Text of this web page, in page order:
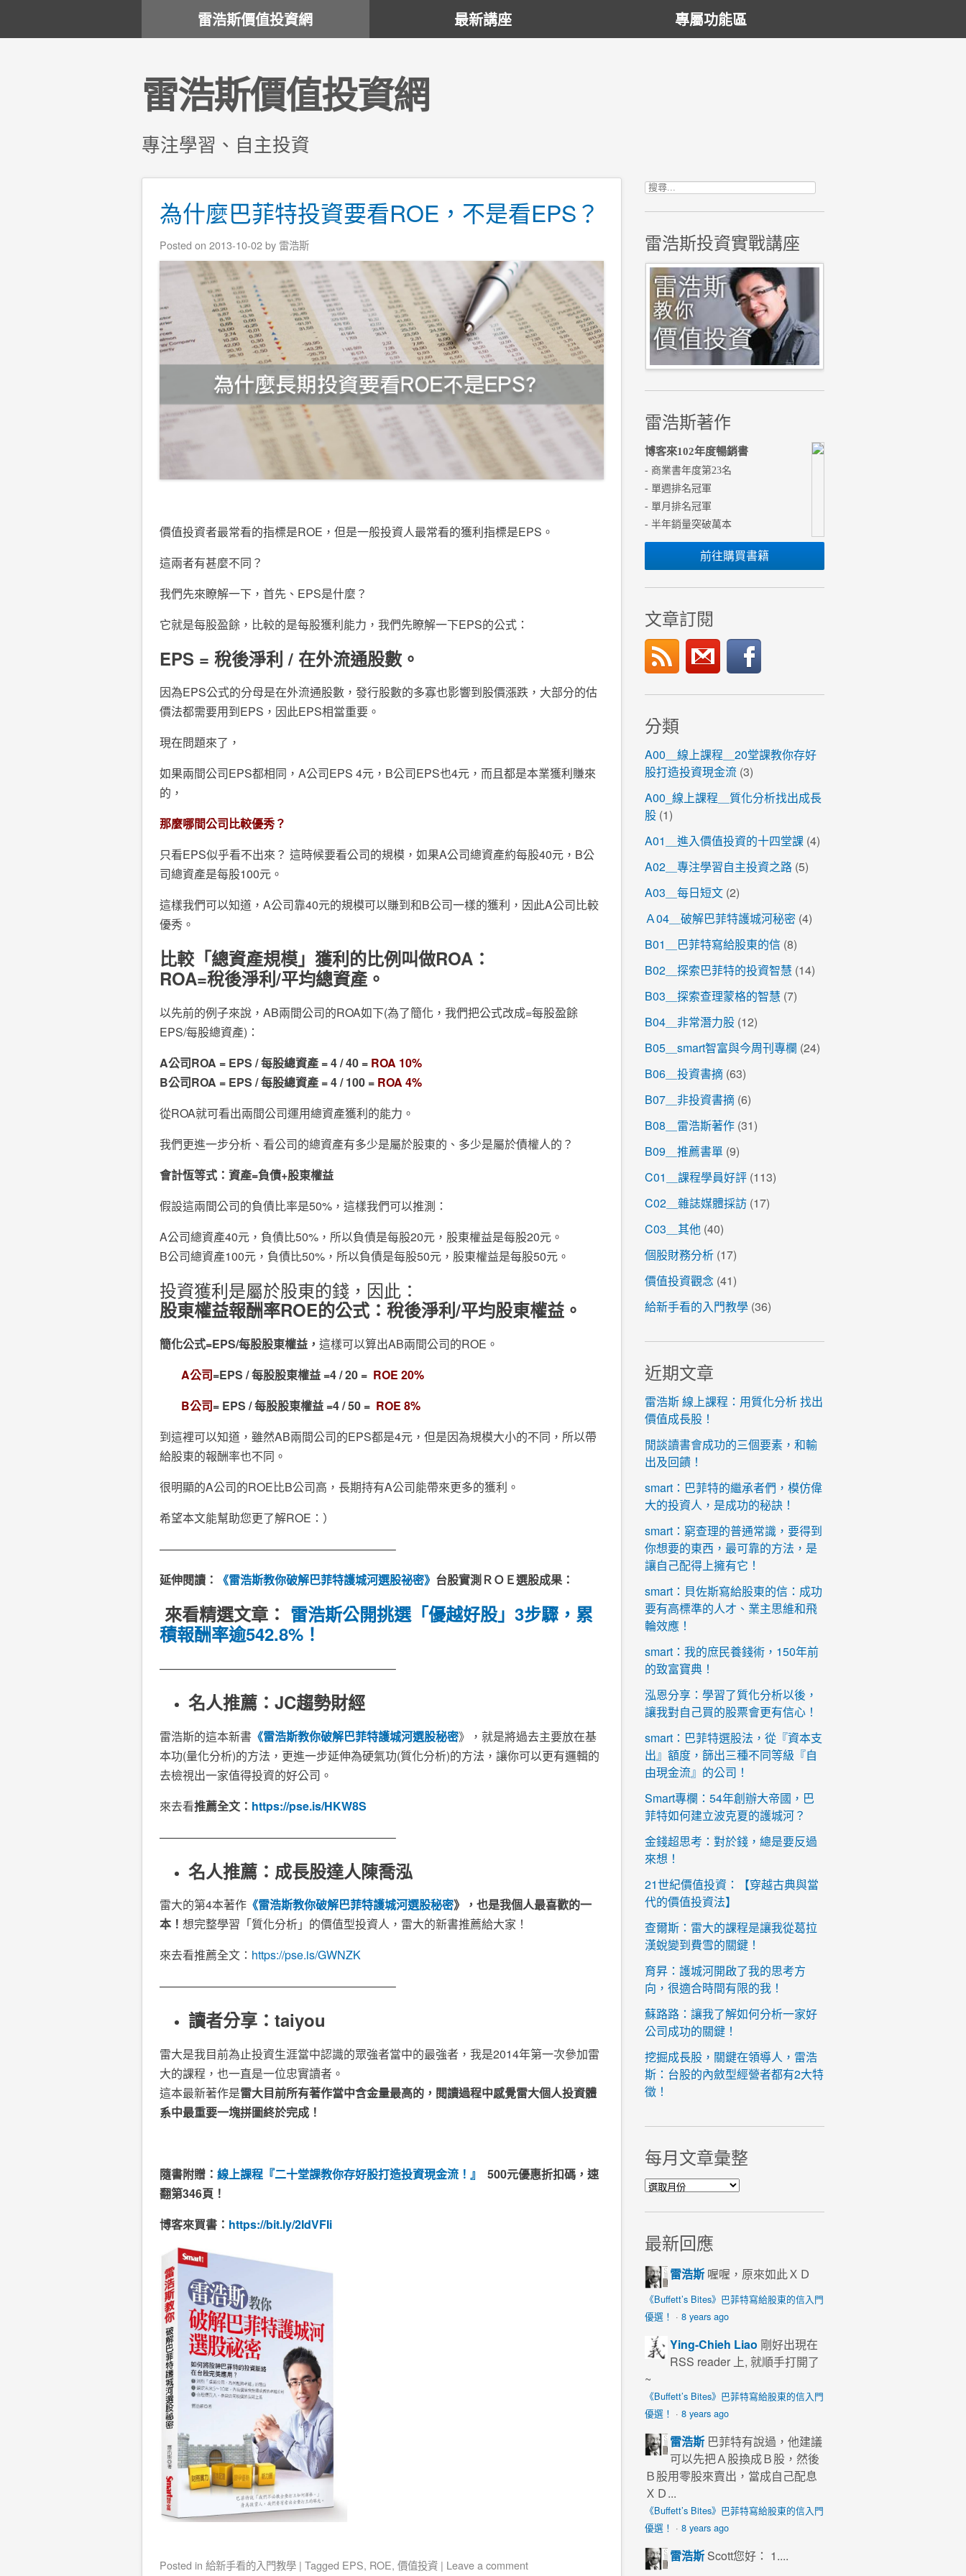
雷浩斯價值投資網 最新講座 專屬功能區
雷浩斯價值投資網
專注學習、自主投資
為什麼巴菲特投資要看ROE，不是看EPS？
Posted on 2013-10-02by 雷浩斯
價值投資者最常看的指標是ROE，但是一般投資人最常看的獲利指標是EPS。
這兩者有甚麼不同？
我們先來瞭解一下，首先、EPS是什麼？
它就是每股盈餘，比較的是每股獲利能力，我們先瞭解一下EPS的公式：
EPS = 稅後淨利 / 在外流通股數。
因為EPS公式的分母是在外流通股數，發行股數的多寡也影響到股價漲跌，大部分的估
價法都需要用到EPS，因此EPS相當重要。
現在問題來了，
如果兩間公司EPS都相同，A公司EPS 4元，B公司EPS也4元，而且都是本業獲利賺來
的，
那麼哪間公司比較優秀？
只看EPS似乎看不出來？ 這時候要看公司的規模，如果A公司總資產約每股40元，B公
司總資產是每股100元。
這樣我們可以知道，A公司靠40元的規模可以賺到和B公司一樣的獲利，因此A公司比較
優秀。
比較「總資產規模」獲利的比例叫做ROA：
ROA=稅後淨利/平均總資產。
以先前的例子來說，AB兩間公司的ROA如下(為了簡化，我們把公式改成=每股盈餘
EPS/每股總資產)：
A公司ROA = EPS / 每股總資產 = 4 / 40 = ROA 10%
B公司ROA = EPS / 每股總資產 = 4 / 100 = ROA 4%
從ROA就可看出兩間公司運用總資產獲利的能力。
我們更進一步分析、看公司的總資產有多少是屬於股東的、多少是屬於債權人的？
會計恆等式：資產=負債+股東權益
假設這兩間公司的負債比率是50%，這樣我們可以推測：
A公司總資產40元，負債比50%，所以負債是每股20元，股東權益是每股20元。
B公司總資產100元，負債比50%，所以負債是每股50元，股東權益是每股50元。
投資獲利是屬於股東的錢，因此：
股東權益報酬率ROE的公式：稅後淨利/平均股東權益。
簡化公式=EPS/每股股東權益， 這樣可以算出AB兩間公司的ROE。
A公司=EPS / 每股股東權益 =4 / 20 = ROE 20%
B公司= EPS / 每股股東權益 =4 / 50 = ROE 8%
到這裡可以知道，雖然AB兩間公司的EPS都是4元，但是因為規模大小的不同，所以帶
給股東的報酬率也不同。
很明顯的A公司的ROE比B公司高，長期持有A公司能帶來更多的獲利。
希望本文能幫助您更了解ROE：）
————————————————————–
延伸閱讀：
《雷浩斯教你破解巴菲特護城河選股祕密》 台股實測ＲＯＥ選股成果：
來看精選文章： 雷浩斯公開挑選「優越好股」3步驟，累
積報酬率逾542.8%！
————————————————————–
名人推薦：JC趨勢財經
雷浩斯的這本新書 《雷浩斯教你破解巴菲特護城河選股秘密》，就是將過去主要放在基
本功(量化分析)的方法，更進一步延伸為硬氣功(質化分析)的方法，讓你可以更有邏輯的
去檢視出一家值得投資的好公司。
來去看推薦全文： https://pse.is/HKW8S
————————————————————–
名人推薦：成長股達人陳喬泓
雷大的第4本著作 《雷浩斯教你破解巴菲特護城河選股秘密》，也是我個人最喜歡的一
本！ 想完整學習「質化分析」的價值型投資人，雷大的新書推薦給大家！
來去看推薦全文： https://pse.is/GWNZK
————————————————————–
讀者分享：taiyou
雷大是我目前為止投資生涯當中認識的眾強者當中的最強者，我是2014年第一次參加雷
大的課程，也一直是一位忠實讀者。
這本最新著作是雷大目前所有著作當中含金量最高的，閱讀過程中感覺雷大個人投資體
系中最重要一塊拼圖終於完成！
隨書附贈： 線上課程『二十堂課教你存好股打造投資現金流！』
500元優惠折扣碼，速
翻第346頁！
博客來買書： https://bit.ly/2IdVFIi
Posted in 給新手看的入門教學 | Tagged EPS, ROE, 價值投資 | Leave a comment
搜尋關鍵字:
雷浩斯投資實戰講座
雷浩斯著作
博客來102年度暢銷書
- 商業書年度第23名
- 單週排名冠軍
- 單月排名冠軍
- 半年銷量突破萬本
前往購買書籍
文章訂閱
分類
A00＿線上課程＿20堂課教你存好
股打造投資現金流 (3)
A00_線上課程＿質化分析找出成長
股 (1)
A01＿進入價值投資的十四堂課 (4)
A02＿專注學習自主投資之路 (5)
A03＿每日短文 (2)
Ａ04＿破解巴菲特護城河秘密 (4)
B01＿巴菲特寫給股東的信 (8)
B02＿探索巴菲特的投資智慧 (14)
B03＿探索查理蒙格的智慧 (7)
B04＿非常潛力股 (12)
B05＿smart智富與今周刊專欄 (24)
B06＿投資書摘 (63)
B07＿非投資書摘 (6)
B08＿雷浩斯著作 (31)
B09＿推薦書單 (9)
C01＿課程學員好評 (113)
C02＿雜誌媒體採訪 (17)
C03＿其他 (40)
個股財務分析 (17)
價值投資觀念 (41)
給新手看的入門教學 (36)
近期文章
雷浩斯 線上課程：用質化分析 找出
價值成長股！
閒談讀書會成功的三個要素，和輸
出及回饋！
smart：巴菲特的繼承者們，模仿偉
大的投資人，是成功的秘訣！
smart：窮查理的普通常識，要得到
你想要的東西，最可靠的方法，是
讓自己配得上擁有它！
smart：貝佐斯寫給股東的信：成功
要有高標準的人才、業主思維和飛
輪效應！
smart：我的庶民養錢術，150年前
的致富寶典！
泓恩分享：學習了質化分析以後，
讓我對自己買的股票會更有信心！
smart：巴菲特選股法，從『資本支
出』額度，篩出三種不同等級『自
由現金流』的公司！
Smart專欄：54年創辦大帝國，巴
菲特如何建立波克夏的護城河？
金錢超思考：對於錢，總是要反過
來想！
21世紀價值投資：【穿越古典與當
代的價值投資法】
查爾斯：雷大的課程是讓我從葛拉
漢蛻變到費雪的關鍵！
育昇：護城河開啟了我的思考方
向，很適合時間有限的我！
蘇路路：讓我了解如何分析一家好
公司成功的關鍵！
挖掘成長股，關鍵在領導人，雷浩
斯：台股的內斂型經營者都有2大特
徵！
每月文章彙整
每月文章彙整
最新回應
雷浩斯 喔喔，原來如此ＸＤ
《Buffett’s Bites》巴菲特寫給股東的信入門
優選！ · 8 years ago
Ying-Chieh Liao 剛好出現在
RSS reader 上, 就順手打開了
~
《Buffett’s Bites》巴菲特寫給股東的信入門
優選！ · 8 years ago
雷浩斯 巴菲特有說過，他建議
可以先把Ａ股換成Ｂ股，然後
Ｂ股用零股來賣出，當成自己配息
ＸＤ...
《Buffett’s Bites》巴菲特寫給股東的信入門
優選！ · 8 years ago
雷浩斯 Scott您好： 1....